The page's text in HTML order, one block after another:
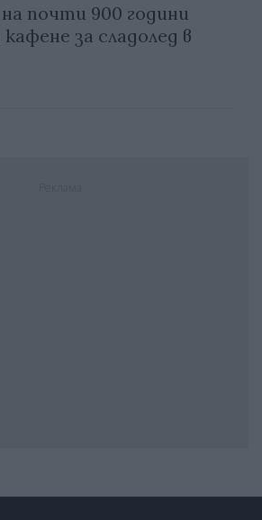
почти 900 години
за сладолед в